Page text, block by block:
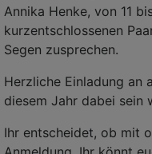
Annika Henke, von 11
kurzentschlossenen
Segen zusprechen.
Herzliche Einladung an
diesem Jahr dabei sein
Ihr entscheidet, ob mit